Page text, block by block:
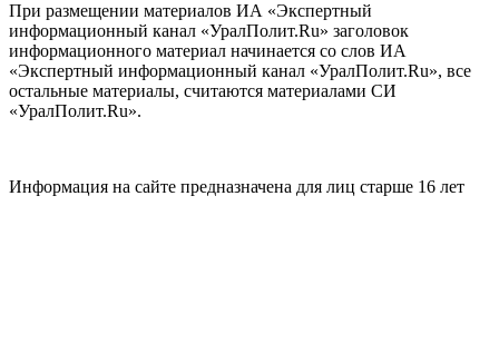
При размещении материалов ИА «Экспертный
информационный канал «УралПолит.Ru» заголовок
информационного материал начинается со слов ИА
«Экспертный информационный канал «УралПолит.Ru», все
остальные материалы, считаются материалами СИ
«УралПолит.Ru».
Информация на сайте предназначена для лиц старше 16 лет